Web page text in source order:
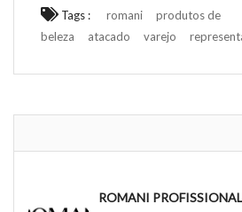
Tags : romani
produtos de
beleza
atacado varejo
ROMANI PROFISSIONAL